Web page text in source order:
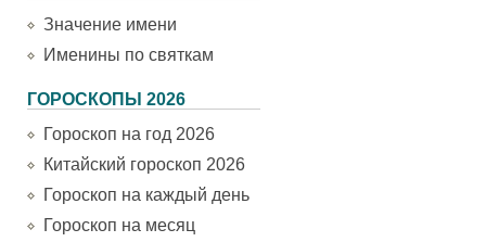
Значение имени
Именины по святкам
ГОРОСКОПЫ 2026
Гороскоп на год 2026
Китайский гороскоп 2026
Гороскоп на каждый день
Гороскоп на месяц